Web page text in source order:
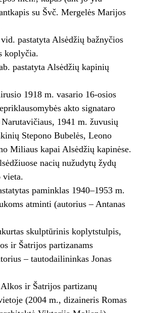
su Švč. Mergelės Marijos
pastatyta Alsėdžių bažnyčios
koplyčia.
pastatyta Alsėdžių kapinių
1918 m. vasario 16-osios
akto signataro
1941 m. žuvusių
Stepono Bubelės, Leono
Miliaus kapai Alsėdžių kapinėse.
nacių nužudytų žydų
vieta.
paminklas 1940–1953 m.
atminti (autorius – Antanas
skulptūrinis koplytstulpis,
ir Šatrijos partizanams
– tautodailininkas Jonas
ir Šatrijos partizanų
(2004 m., dizaineris Romas